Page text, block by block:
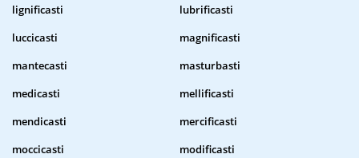
lignificasti
lubrificasti
luccicasti
magnificasti
mantecasti
masturbasti
medicasti
mellificasti
mendicasti
mercificasti
moccicasti
modificasti